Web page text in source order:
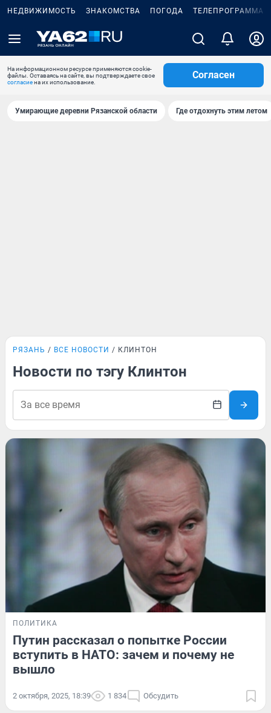
НЕДВИЖИМОСТЬ ЗНАКОМСТВА ПОГОДА ТЕЛЕПРОГРАММА
На информационном ресурсе применяются cookie-
файлы. Оставаясь на сайте, вы подтверждаете свое
согласиена их использование.
Согласен
Умирающие деревни Рязанской области Где отдохнуть этим летом
РЯЗАНЬ ВСЕ НОВОСТИ КЛИНТОН
Новости по тэгу Клинтон
ПОЛИТИКА
Путин рассказал о попытке России
вступить в НАТО: зачем и почему не
вышло
2 октября, 2025, 18:39 1 834 Обсудить